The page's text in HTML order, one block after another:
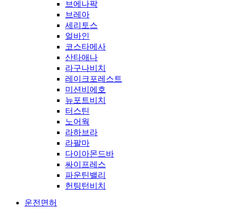
브에나팍
브레아
세리토스
얼바인
코스타메사
산타애나
라구나비치
레이크포레스트
미션비에호
뉴포트비치
터스틴
노어웍
라하브라
라팔마
다이아몬드바
싸이프레스
파운틴밸리
헌팅턴비치
운전면허